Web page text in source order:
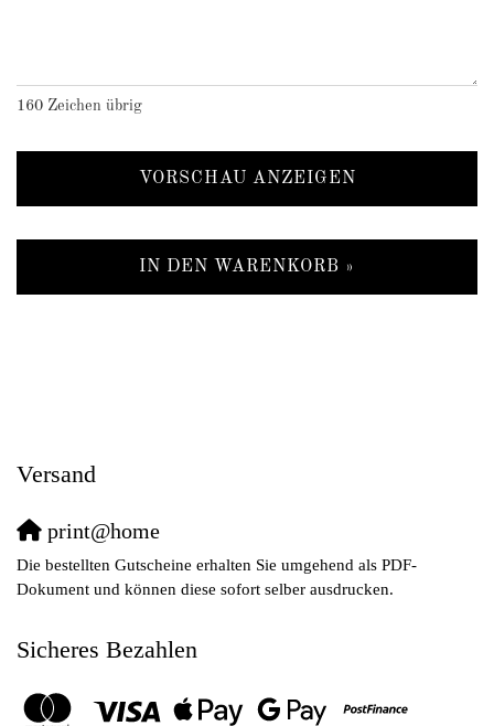
160 Zeichen übrig
VORSCHAU ANZEIGEN
IN DEN WARENKORB »
Versand
print@home
Die bestellten Gutscheine erhalten Sie umgehend als PDF-
Dokument und können diese sofort selber ausdrucken.
Sicheres Bezahlen